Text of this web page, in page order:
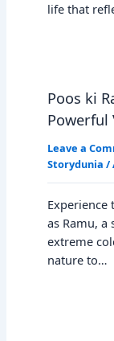
life that
Poos ki
Powerful
Leave a
Storydunia /
Experience
as Ramu,
extreme
nature to…